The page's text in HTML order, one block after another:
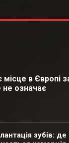
місце в Європі
означає
зубів: де